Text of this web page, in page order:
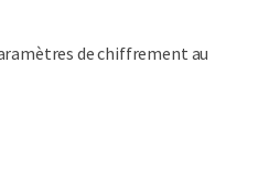
de chiffrement au